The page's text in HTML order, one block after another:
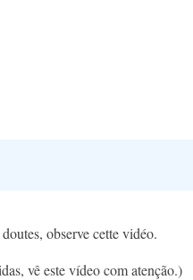
observe cette vidéo.
vê este vídeo com atenção.)